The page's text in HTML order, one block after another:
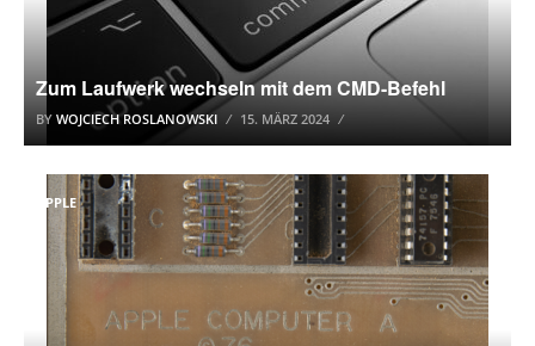
Zum Laufwerk wechseln mit dem CMD-Befehl
BY WOJCIECH ROSLANOWSKI 15. MÄRZ 2024
APPLE